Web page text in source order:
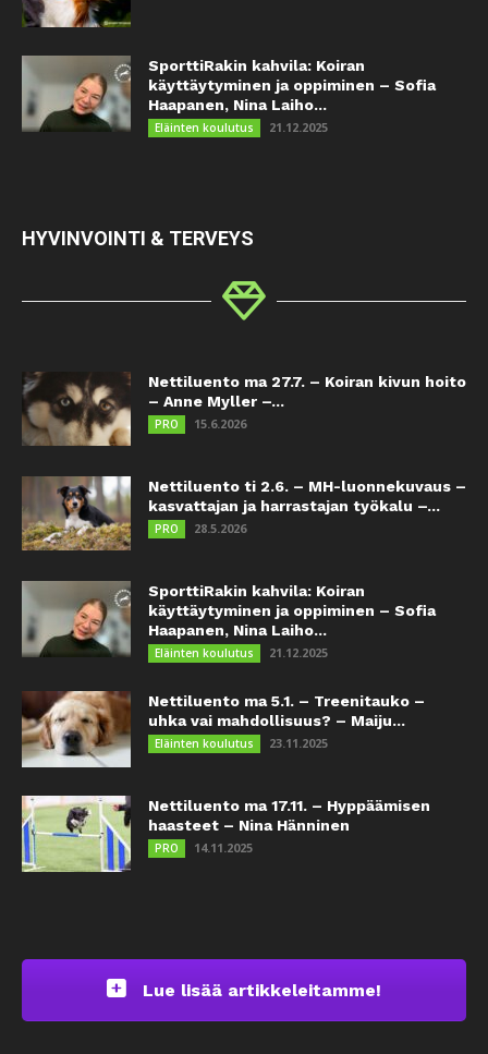
SporttiRakin kahvila: Koiran
käyttäytyminen ja oppiminen – Sofia
Haapanen, Nina Laiho...
Eläinten koulutus 21.12.2025
HYVINVOINTI & TERVEYS
Nettiluento ma 27.7. – Koiran kivun hoito
– Anne Myller –...
PRO 15.6.2026
Nettiluento ti 2.6. – MH-luonnekuvaus –
kasvattajan ja harrastajan työkalu –...
PRO 28.5.2026
SporttiRakin kahvila: Koiran
käyttäytyminen ja oppiminen – Sofia
Haapanen, Nina Laiho...
Eläinten koulutus 21.12.2025
Nettiluento ma 5.1. – Treenitauko –
uhka vai mahdollisuus? – Maiju...
Eläinten koulutus 23.11.2025
Nettiluento ma 17.11. – Hyppäämisen
haasteet – Nina Hänninen
PRO 14.11.2025
Lue lisää artikkeleitamme!